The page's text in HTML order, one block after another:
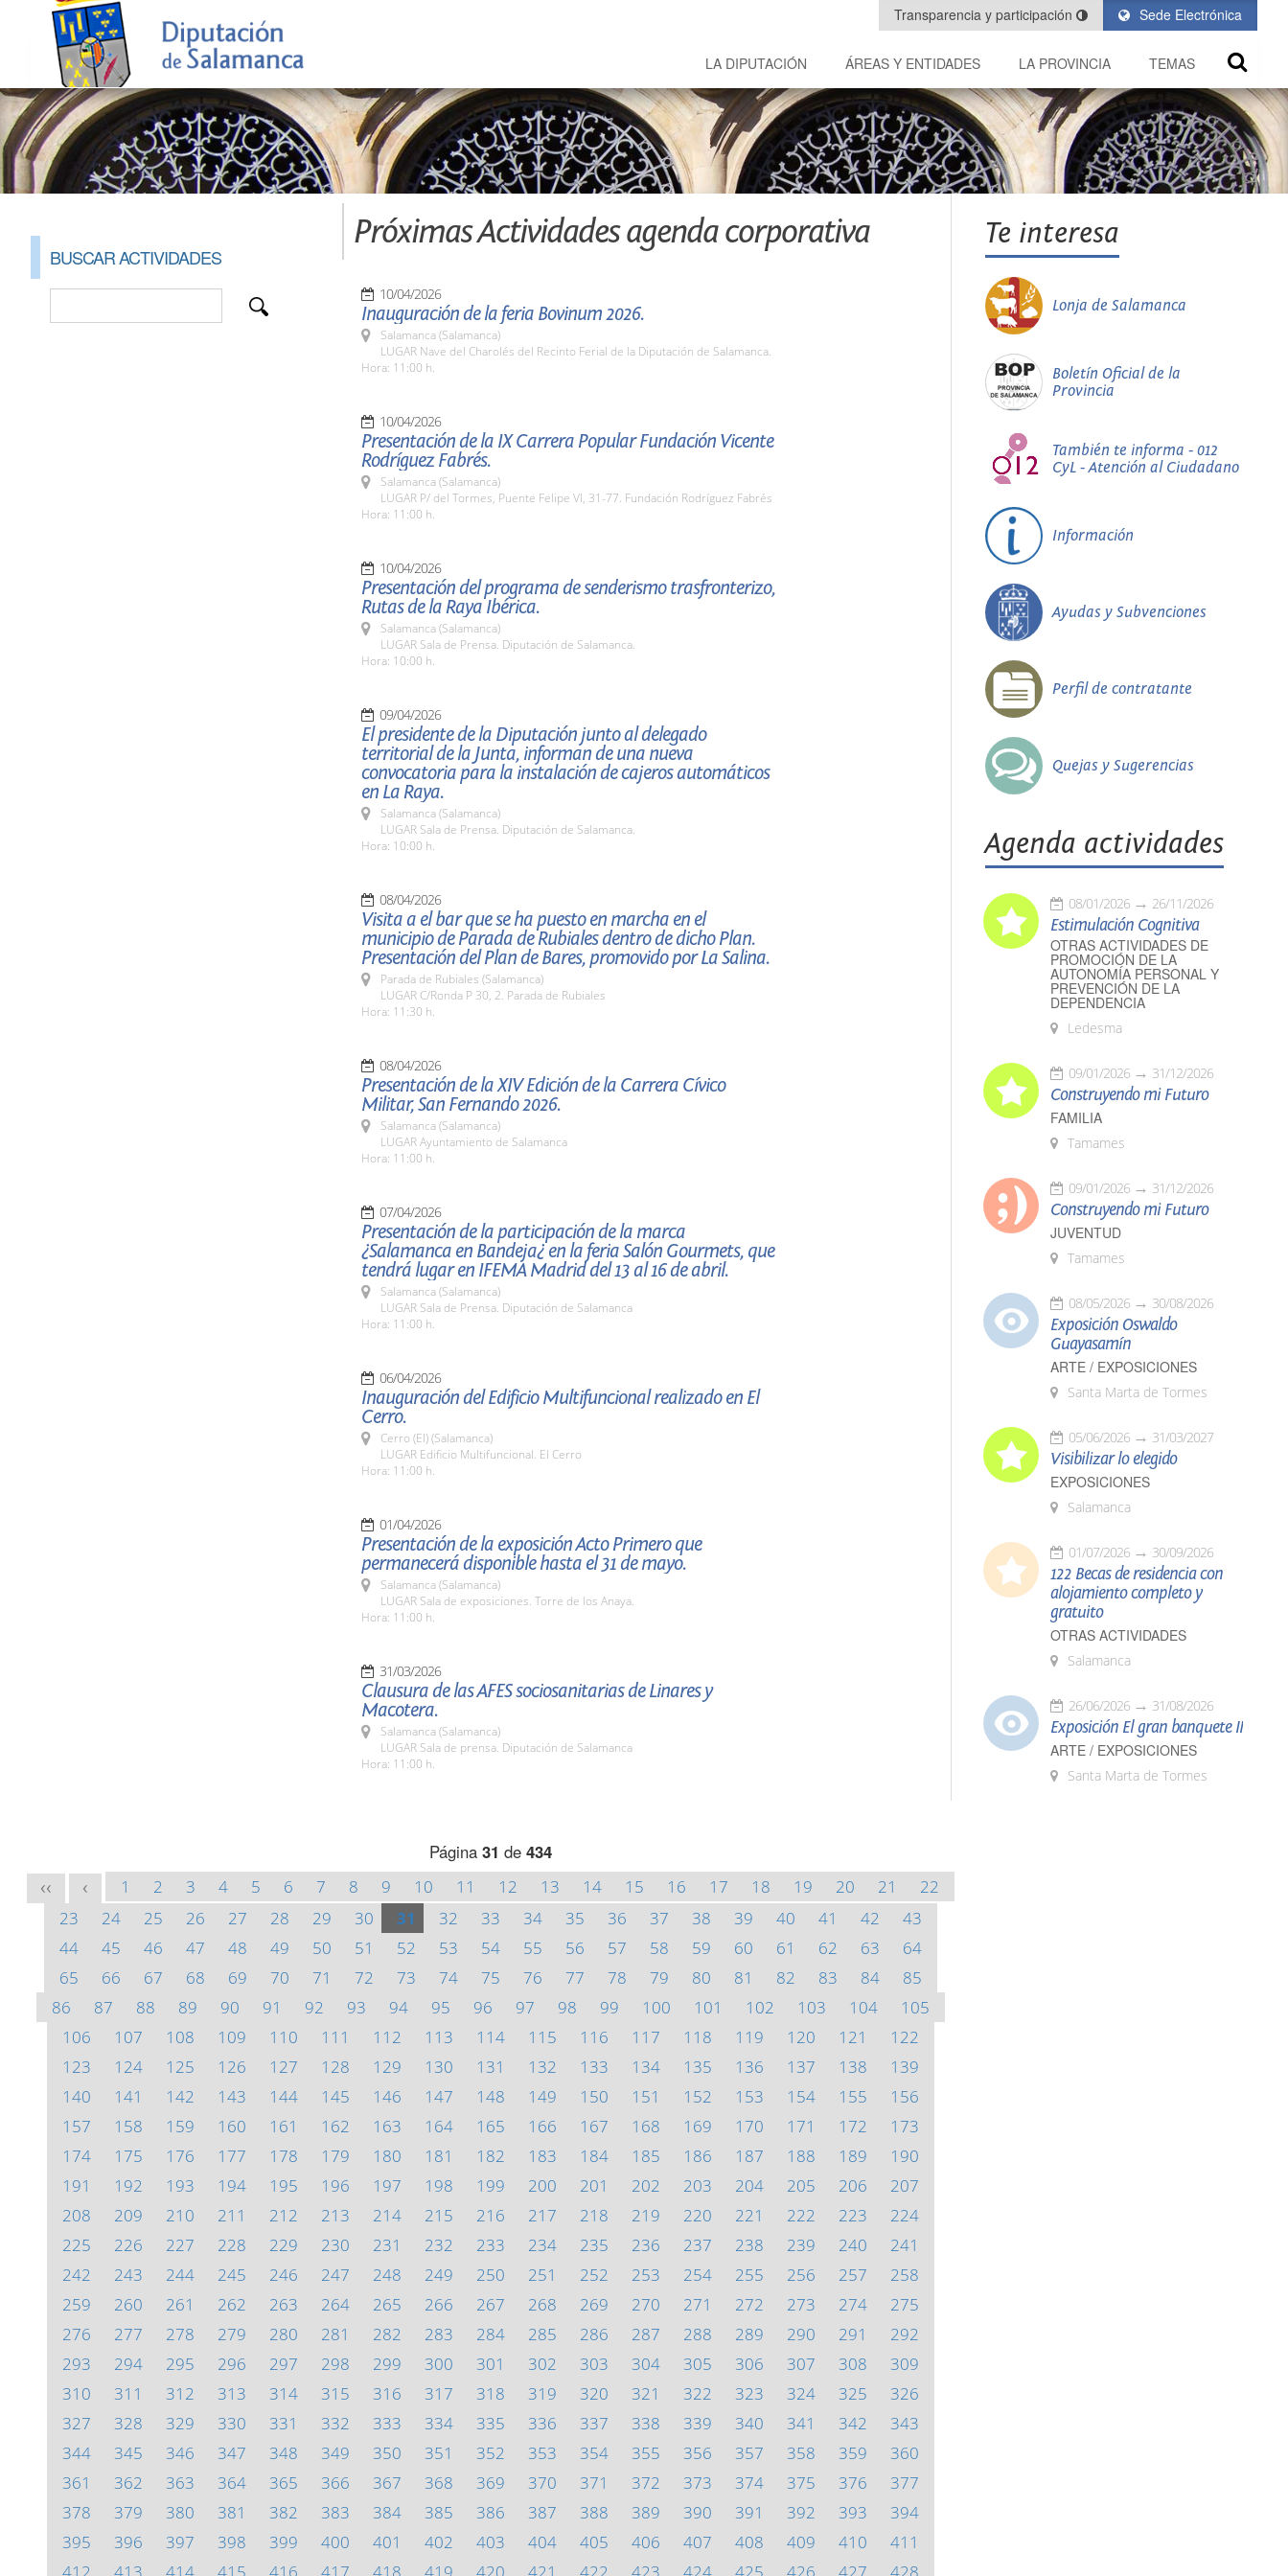
Sede Electrónica
Transparencia y participación
LA DIPUTACIÓN ÁREAS Y ENTIDADES LA PROVINCIA TEMAS
BUSCAR ACTIVIDADES
Próximas Actividades agenda corporativa
10/04/2026
Inauguración de la feria Bovinum 2026.
Salamanca (Salamanca)
LUGAR Nave del Charolés del Recinto Ferial de la Diputación de Salamanca.
Hora: 11:00 h.
10/04/2026
Presentación de la IX Carrera Popular Fundación Vicente
Rodríguez Fabrés.
Salamanca (Salamanca)
LUGAR P/ del Tormes, Puente Felipe VI, 31-77. Fundación Rodríguez Fabrés
Hora: 11:00 h.
10/04/2026
Presentación del programa de senderismo trasfronterizo,
Rutas de la Raya Ibérica.
Salamanca (Salamanca)
LUGAR Sala de Prensa. Diputación de Salamanca.
Hora: 10:00 h.
09/04/2026
El presidente de la Diputación junto al delegado
territorial de la Junta, informan de una nueva
convocatoria para la instalación de cajeros automáticos
en La Raya.
Salamanca (Salamanca)
LUGAR Sala de Prensa. Diputación de Salamanca.
Hora: 10:00 h.
08/04/2026
Visita a el bar que se ha puesto en marcha en el
municipio de Parada de Rubiales dentro de dicho Plan.
Presentación del Plan de Bares, promovido por La Salina.
Parada de Rubiales (Salamanca)
LUGAR C/Ronda P 30, 2. Parada de Rubiales
Hora: 11:30 h.
08/04/2026
Presentación de la XIV Edición de la Carrera Cívico
Militar, San Fernando 2026.
Salamanca (Salamanca)
LUGAR Ayuntamiento de Salamanca
Hora: 11:00 h.
07/04/2026
Presentación de la participación de la marca
¿Salamanca en Bandeja¿ en la feria Salón Gourmets, que
tendrá lugar en IFEMA Madrid del 13 al 16 de abril.
Salamanca (Salamanca)
LUGAR Sala de Prensa. Diputación de Salamanca
Hora: 11:00 h.
06/04/2026
Inauguración del Edificio Multifuncional realizado en El
Cerro.
Cerro (El) (Salamanca)
LUGAR Edificio Multifuncional. El Cerro
Hora: 11:00 h.
01/04/2026
Presentación de la exposición Acto Primero que
permanecerá disponible hasta el 31 de mayo.
Salamanca (Salamanca)
LUGAR Sala de exposiciones. Torre de los Anaya.
Hora: 11:00 h.
31/03/2026
Clausura de las AFES sociosanitarias de Linares y
Macotera.
Salamanca (Salamanca)
LUGAR Sala de prensa. Diputación de Salamanca
Hora: 11:00 h.
Página 31 de 434
<< < 1 2 3 4 5 6 7 8 9 10 11 12 13 14 15 16 17 18 19 20 21
22
23
24 25 26 27 28 29 30 31 32 33 34 35 36 37 38 39 40 41 42
43
44
45 46 47 48 49 50 51 52 53 54 55 56 57 58 59 60 61 62 63
64
65
66 67 68 69 70 71 72 73 74 75 76 77 78 79 80 81 82 83 84
85
86
87 88 89 90 91 92 93 94 95 96 97 98 99 100 101 102 103 104
105
106
107 108 109 110 111 112 113 114 115 116 117 118 119 120 121
122
123
124 125 126 127 128 129 130 131 132 133 134 135 136 137 138
139
140
141 142 143 144 145 146 147 148 149 150 151 152 153 154 155
156
157
158 159 160 161 162 163 164 165 166 167 168 169 170 171 172
173
174
175 176 177 178 179 180 181 182 183 184 185 186 187 188 189
190
191
192 193 194 195 196 197 198 199 200 201 202 203 204 205 206
207
208
209 210 211 212 213 214 215 216 217 218 219 220 221 222 223
224
225
226 227 228 229 230 231 232 233 234 235 236 237 238 239 240
241
242
243 244 245 246 247 248 249 250 251 252 253 254 255 256 257
258
259
260 261 262 263 264 265 266 267 268 269 270 271 272 273 274
275
276
277 278 279 280 281 282 283 284 285 286 287 288 289 290 291
292
293
294 295 296 297 298 299 300 301 302 303 304 305 306 307 308
309
310
311 312 313 314 315 316 317 318 319 320 321 322 323 324 325
326
327
328 329 330 331 332 333 334 335 336 337 338 339 340 341 342
343
344
345 346 347 348 349 350 351 352 353 354 355 356 357 358 359
360
361
362 363 364 365 366 367 368 369 370 371 372 373 374 375 376
377
378
379 380 381 382 383 384 385 386 387 388 389 390 391 392 393
394
395
396 397 398 399 400 401 402 403 404 405 406 407 408 409 410
411
Te interesa
Lonja de Salamanca
Boletín Oficial de la
Provincia
También te informa - 012
CyL - Atención al Ciudadano
Información
Ayudas y Subvenciones
Perfil de contratante
Quejas y Sugerencias
Agenda actividades
08/01/2026 26/11/2026
Estimulación Cognitiva
OTRAS ACTIVIDADES DE
PROMOCIÓN DE LA
AUTONOMÍA PERSONAL Y
PREVENCIÓN DE LA
DEPENDENCIA
Ledesma
09/01/2026 31/12/2026
Construyendo mi Futuro
FAMILIA
Tamames
09/01/2026 31/12/2026
Construyendo mi Futuro
JUVENTUD
Tamames
08/05/2026 30/08/2026
Exposición Oswaldo
Guayasamín
ARTE / EXPOSICIONES
Santa Marta de Tormes
05/06/2026 31/03/2027
Visibilizar lo elegido
EXPOSICIONES
Salamanca
01/07/2026 30/09/2026
122 Becas de residencia con
alojamiento completo y
gratuito
OTRAS ACTIVIDADES
Salamanca
26/06/2026 31/08/2026
Exposición El gran banquete II
ARTE / EXPOSICIONES
Santa Marta de Tormes